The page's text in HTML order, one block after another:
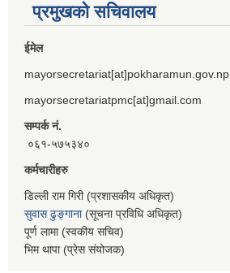
प्रमुखको सचिवालय
ईमेल
mayorsecretariat[at]pokharamun.gov.np
mayorsecretariatpmc[at]gmail.com
सम्पर्क नं.
०६१-५७५३४०
कर्मचारीहरु
डिल्ली राम गिरी (प्रशासकीय अधिकृत)
सुवास ढुङ्गाना(सूचना प्रविधि अधिकृत)
पूर्ण लामा (स्वकीय सचिव)
भिम थापा (प्रेस संयोजक)